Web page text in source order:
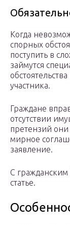
Когда
спорных
поступить в
займутся
участника.
Граждане
отсутствии
претензий
мирное
заявление.
С
статье.